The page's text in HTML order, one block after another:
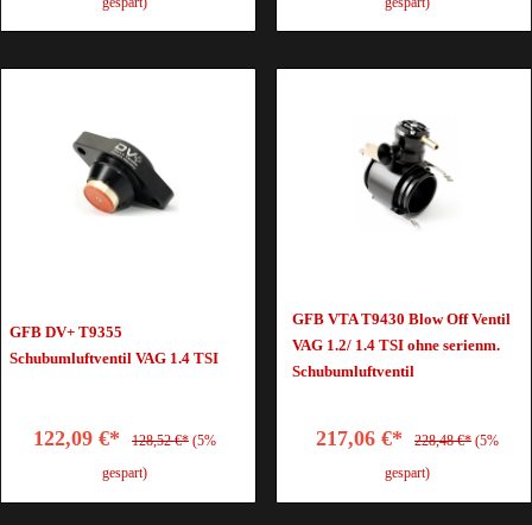
GFB DV+ T9355
Schubumluftventil VAG 1.4 TSI
122,09 €* 128,52 €* (5%
gespart)
GFB VTA T9430 Blow Off Ventil
VAG 1.2/ 1.4 TSI ohne serienm.
Schubumluftventil
217,06 €* 228,48 €* (5%
gespart)